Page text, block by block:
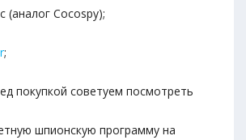
(аналог Cocospy);
;
покупкой советуем посмотреть
шпионскую программу на